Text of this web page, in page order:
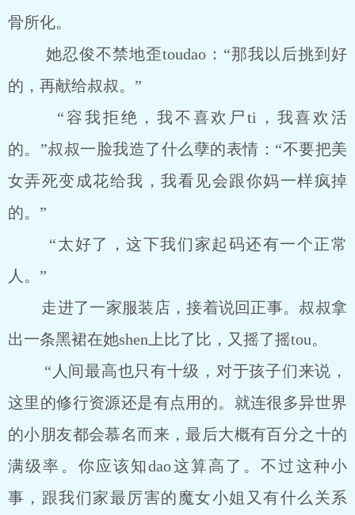
骨所化。
她忍俊不禁地歪toudao：“那我以后挑到好
的，再献给叔叔。”
“容我拒绝，我不喜欢尸ti，我喜欢活
的。”叔叔一脸我造了什么孽的表情：“不要把美
女弄死变成花给我，我看见会跟你妈一样疯掉
的。”
“太好了，这下我们家起码还有一个正常
人。”
走进了一家服装店，接着说回正事。叔叔拿
出一条黑裙在她shen上比了比，又摇了摇tou。
“人间最高也只有十级，对于孩子们来说，
这里的修行资源还是有点用的。就连很多异世界
的小朋友都会慕名而来，最后大概有百分之十的
满级率。你应该知dao这算高了。不过这种小
事，跟我们家最厉害的魔女小姐又有什么关系